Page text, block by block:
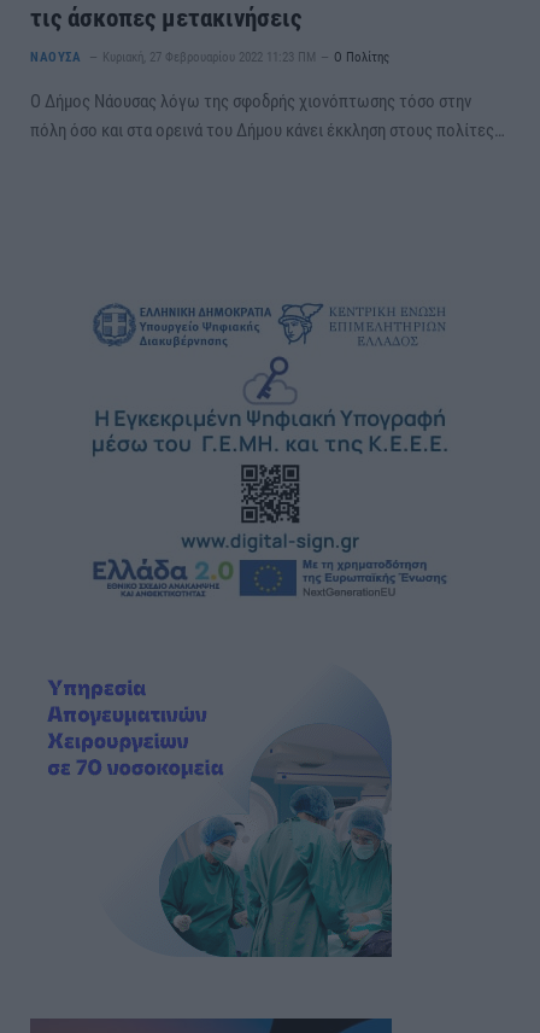
τις άσκοπες μετακινήσεις
ΝΑΟΥΣΑ Κυριακή, 27 Φεβρουαρίου 2022 11:23 ΠΜ Ο Πολίτης
Ο Δήμος Νάουσας λόγω της σφοδρής χιονόπτωσης τόσο στην
πόλη όσο και στα ορεινά του Δήμου κάνει έκκληση στους πολίτες…